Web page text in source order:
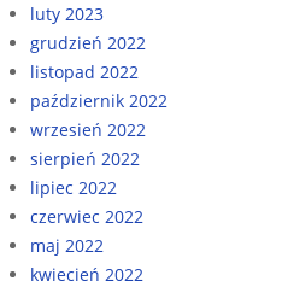
luty 2023
grudzień 2022
listopad 2022
październik 2022
wrzesień 2022
sierpień 2022
lipiec 2022
czerwiec 2022
maj 2022
kwiecień 2022